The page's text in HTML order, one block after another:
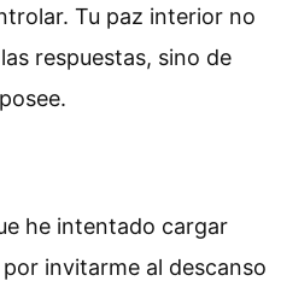
Tu paz interior no
respuestas, sino de
he intentado cargar
invitarme al descanso